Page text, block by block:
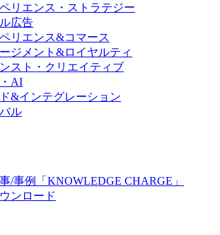
リエンス・ストラテジー
広告
リエンス&コマース
ジメント&ロイヤルティ
スト・クリエイティブ
AI
&インテグレーション
ル
/事例「KNOWLEDGE CHARGE」
ンロード